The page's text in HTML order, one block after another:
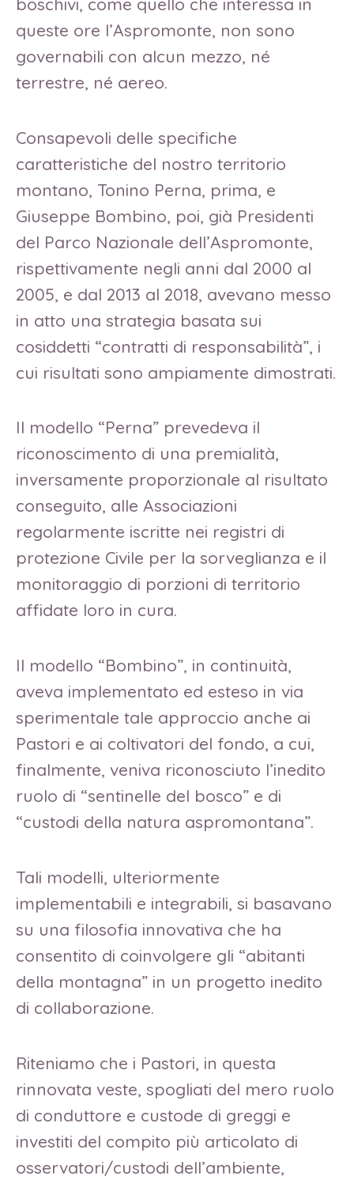
queste ore l’Aspromonte, non sono
governabili con alcun mezzo, né
terrestre, né aereo.
Consapevoli delle specifiche
caratteristiche del nostro territorio
montano, Tonino Perna, prima, e
Giuseppe Bombino, poi, già Presidenti
del Parco Nazionale dell’Aspromonte,
rispettivamente negli anni dal 2000 al
2005, e dal 2013 al 2018, avevano messo
in atto una strategia basata sui
cosiddetti “contratti di responsabilità”, i
cui risultati sono ampiamente dimostrati.
Il modello “Perna” prevedeva il
riconoscimento di una premialità,
inversamente proporzionale al risultato
conseguito, alle Associazioni
regolarmente iscritte nei registri di
protezione Civile per la sorveglianza e il
monitoraggio di porzioni di territorio
affidate loro in cura.
Il modello “Bombino”, in continuità,
aveva implementato ed esteso in via
sperimentale tale approccio anche ai
Pastori e ai coltivatori del fondo, a cui,
finalmente, veniva riconosciuto l’inedito
ruolo di “sentinelle del bosco” e di
“custodi della natura aspromontana”.
Tali modelli, ulteriormente
implementabili e integrabili, si basavano
su una filosofia innovativa che ha
consentito di coinvolgere gli “abitanti
della montagna” in un progetto inedito
di collaborazione.
Riteniamo che i Pastori, in questa
rinnovata veste, spogliati del mero ruolo
di conduttore e custode di greggi e
investiti del compito più articolato di
osservatori/custodi dell’ambiente,